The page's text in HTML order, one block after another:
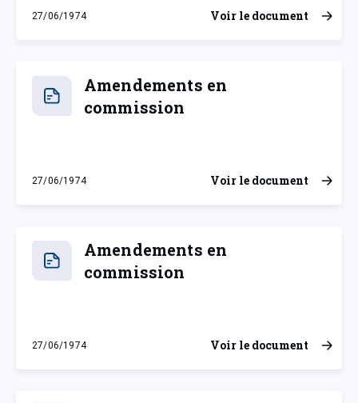
27/06/1974
jeudi 27 juin 1974
Voir le document
Amendements en
commission
27/06/1974
jeudi 27 juin 1974
Voir le document
Amendements en
commission
27/06/1974
jeudi 27 juin 1974
Voir le document